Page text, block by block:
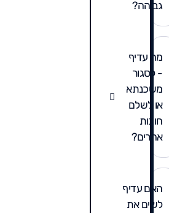
גבוהה?
מה עדיף
- לסגור
משכנתא
או לשלם
חובות
אחרים?
האם עדיף
לשים את